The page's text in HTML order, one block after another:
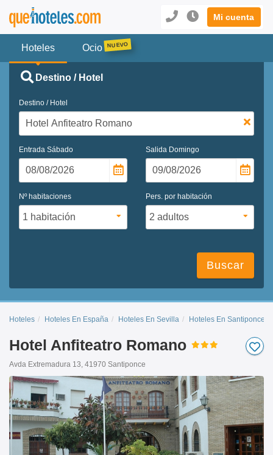
Mi cuenta
Hoteles Ocio
Destino / Hotel
Destino / Hotel
Entrada Sábado Salida Domingo
Nº habitaciones Pers. por habitación
Buscar
Hoteles Hoteles En España Hoteles En Sevilla Hoteles En Santiponce
Hotel Anfiteatro Romano
Avda Extremadura 13, 41970 Santiponce